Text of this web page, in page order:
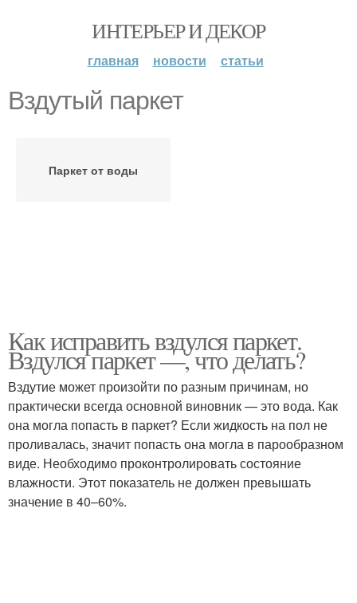
ИНТЕРЬЕР И ДЕКОР
главная новости статьи
Вздутый паркет
Паркет от воды
Как исправить вздулся паркет.
Вздулся паркет —, что делать?
Вздутие может произойти по разным причинам, но
практически всегда основной виновник — это вода. Как
она могла попасть в паркет? Если жидкость на пол не
проливалась, значит попасть она могла в парообразном
виде. Необходимо проконтролировать состояние
влажности. Этот показатель не должен превышать
значение в 40–60%.